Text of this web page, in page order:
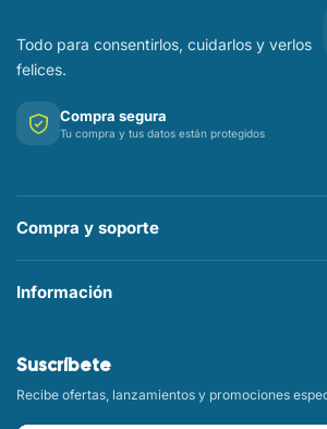
Todo para consentirlos, cuidarlos y verlos
felices.
Compra segura
Tu compra y tus datos están protegidos
Compra y soporte
Información
Suscríbete
Recibe ofertas, lanzamientos y promociones